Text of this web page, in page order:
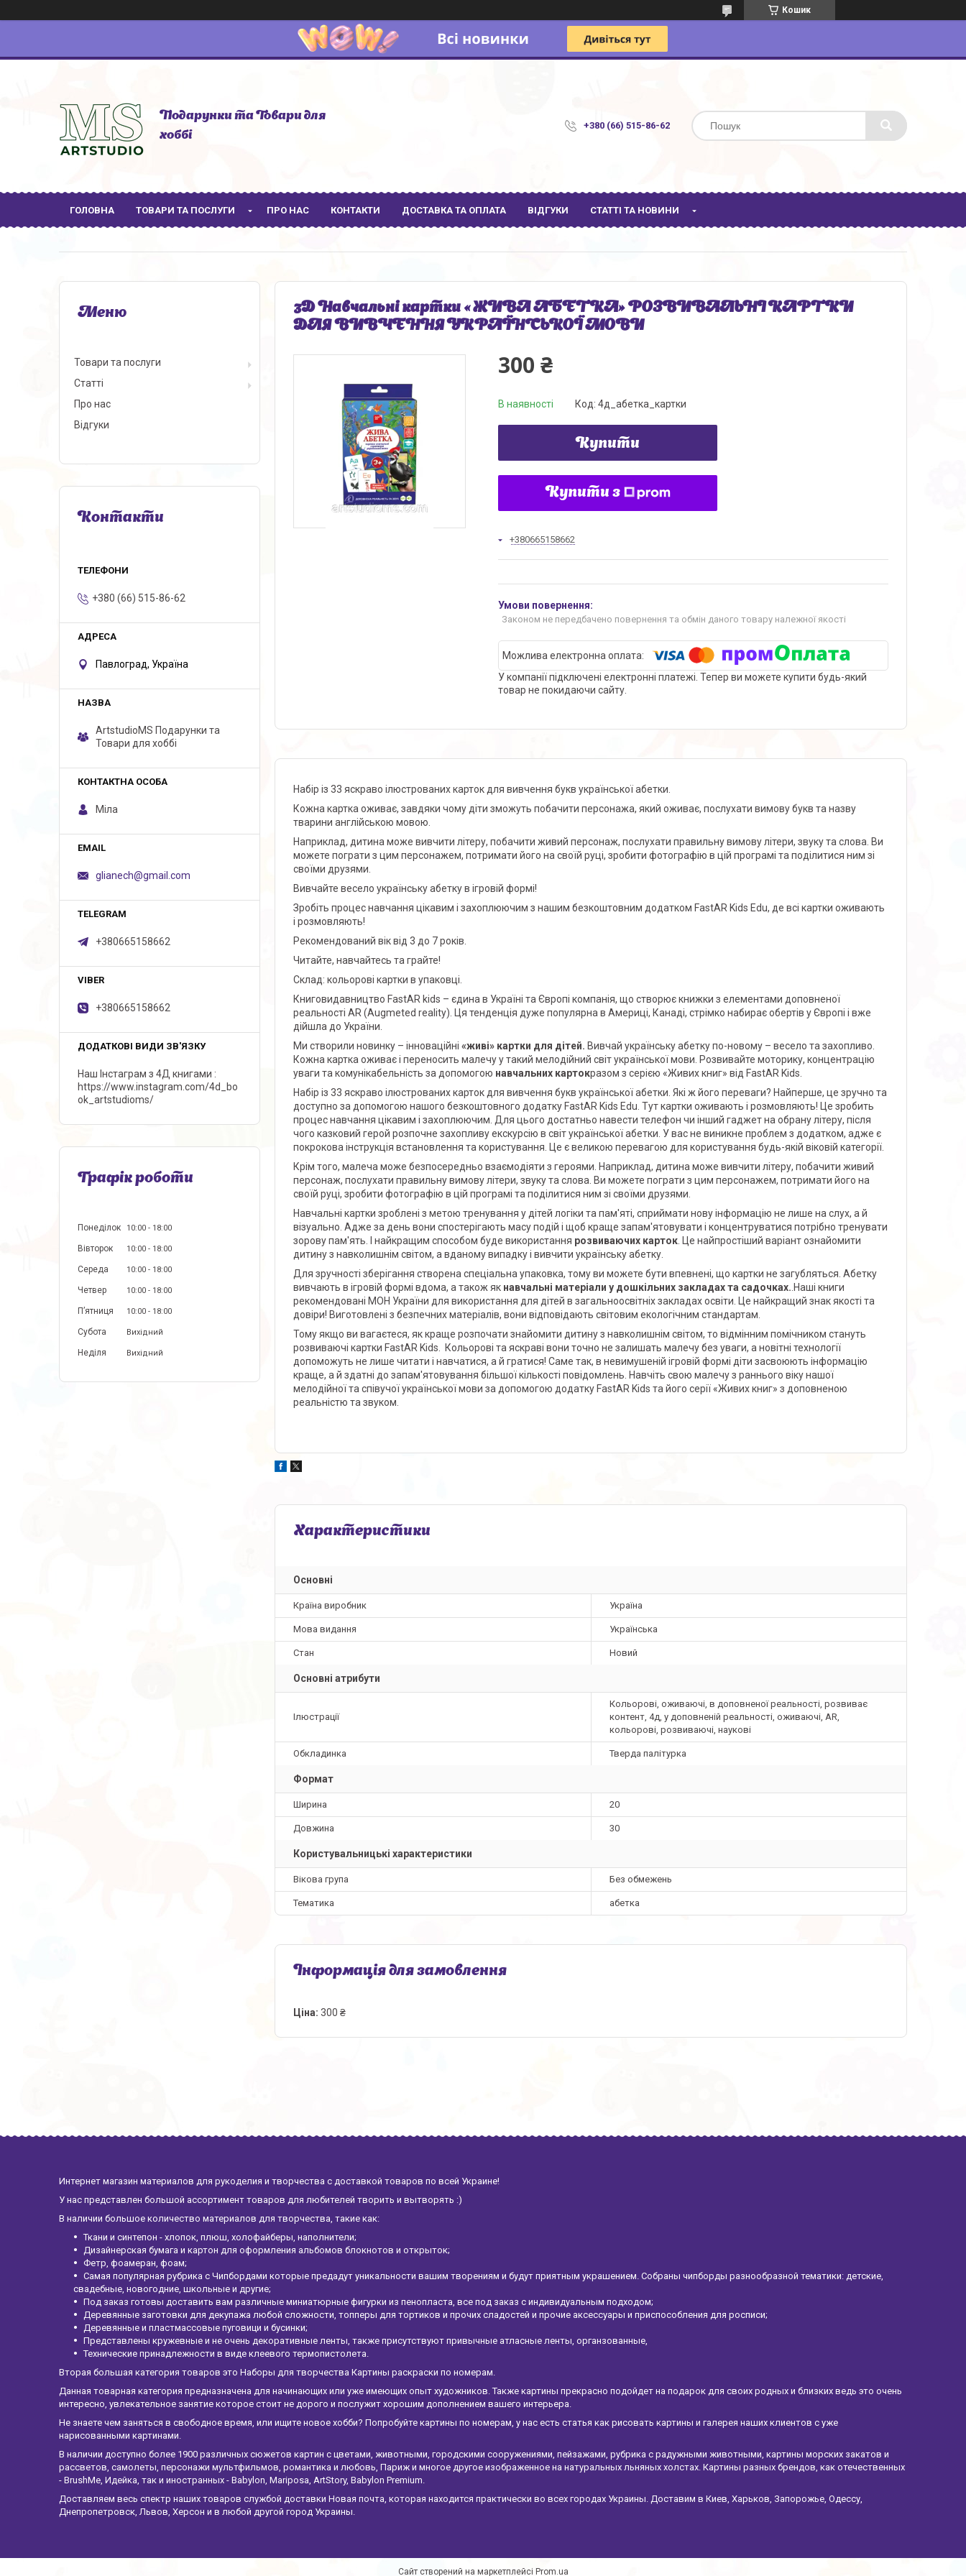
Кошик
Подарунки та Товари для
хоббі
+380 (66) 515-86-62
ГОЛОВНА ТОВАРИ ТА ПОСЛУГИ ПРО НАС КОНТАКТИ ДОСТАВКА ТА ОПЛАТА ВІДГУКИ СТАТТІ ТА НОВИНИ
3D Навчальні картки « ЖИВА АБЕТКА» РОЗВИВАЛЬНІ КАРТКИ
ДЛЯ ВИВЧЕННЯ УКРАЇНСЬКОЇ МОВИ
300 ₴
В наявності Код: 4д_абетка_картки
Купити
Купити з
+380665158662
Законом не передбачено повернення та обмін даного товару належної якості
У компанії підключені електронні платежі. Тепер ви можете купити будь-який
товар не покидаючи сайту.
Набір із 33 яскраво ілюстрованих карток для вивчення букв української абетки.
Кожна картка оживає, завдяки чому діти зможуть побачити персонажа, який оживає, послухати вимову букв та назву
тварини англійською мовою.
Наприклад, дитина може вивчити літеру, побачити живий персонаж, послухати правильну вимову літери, звуку та слова. Ви
можете пограти з цим персонажем, потримати його на своїй руці, зробити фотографію в цій програмі та поділитися ним зі
своїми друзями.
Вивчайте весело українську абетку в ігровій формі!
Зробіть процес навчання цікавим і захоплюючим з нашим безкоштовним додатком FastAR Kids Edu, де всі картки оживають
і розмовляють!
Рекомендований вік від 3 до 7 років.
Читайте, навчайтесь та грайте!
Cклад: кольорові картки в упаковці.
Книговидавництво FastAR kids – єдина в Україні та Європі компанія, що створює книжки з елементами доповненої
реальності AR (Augmeted reality). Ця тенденція дуже популярна в Америці, Канаді, стрімко набирає обертів у Європі і вже
дійшла до України.
Ми створили новинку – інноваційні «живі» картки для дітей. Вивчай українську абетку по-новому – весело та захопливо.
Кожна картка оживає і переносить малечу у такий мелодійний світ української мови. Розвивайте моторику, концентрацію
уваги та комунікабельність за допомогою навчальних картокразом з серією «Живих книг» від FastAR Kids.
Набір із 33 яскраво ілюстрованих карток для вивчення букв української абетки. Які ж його переваги? Найперше, це зручно та
доступно за допомогою нашого безкоштовного додатку FastAR Kids Edu. Тут картки оживають і розмовляють! Це зробить
процес навчання цікавим і захоплюючим. Для цього достатньо навести телефон чи інший гаджет на обрану літеру, після
чого казковий герой розпочне захопливу екскурсію в світ української абетки. У вас не виникне проблем з додатком, адже є
покрокова інструкція встановлення та користування. Це є великою перевагою для користування будь-якій віковій категорії.
Крім того, малеча може безпосередньо взаємодіяти з героями. Наприклад, дитина може вивчити літеру, побачити живий
персонаж, послухати правильну вимову літери, звуку та слова. Ви можете пограти з цим персонажем, потримати його на
своїй руці, зробити фотографію в цій програмі та поділитися ним зі своїми друзями.
Навчальні картки зроблені з метою тренування у дітей логіки та пам'яті, сприймати нову інформацію не лише на слух, а й
візуально. Адже за день вони спостерігають масу подій і щоб краще запам'ятовувати і концентруватися потрібно тренувати
зорову пам'ять. І найкращим способом буде використання розвиваючих карток . Це найпростіший варіант ознайомити
дитину з навколишнім світом, а вданому випадку і вивчити українську абетку.
Для зручності зберігання створена спеціальна упаковка, тому ви можете бути впевнені, що картки не загубляться. Абетку
вивчають в ігровій формі вдома, а також як навчальні матеріали у дошкільних закладах та садочках. .Наші книги
рекомендовані МОН України для використання для дітей в загальноосвітніх закладах освіти. Це найкращий знак якості та
довіри! Виготовлені з безпечних матеріалів, вони відповідають світовим екологічним стандартам.
Тому якщо ви вагаєтеся, як краще розпочати знайомити дитину з навколишнім світом, то відмінним помічником стануть
розвиваючі картки FastAR Kids. Кольорові та яскраві вони точно не залишать малечу без уваги, а новітні технології
допоможуть не лише читати і навчатися, а й гратися! Саме так, в невимушеній ігровій формі діти засвоюють інформацію
краще, а й здатні до запам'ятовування більшої кількості повідомлень. Навчіть свою малечу з раннього віку нашої
мелодійної та співучої української мови за допомогою додатку FastAR Kids та його серії «Живих книг» з доповненою
реальністю та звуком.
Характеристики
Основні
Країна виробник Україна
Мова видання Українська
Стан Новий
Основні атрибути
Ілюстрації
Кольорові, оживаючі, в доповненої реальності, розвиває
контент, 4д, у доповненій реальності, оживаючі, AR,
кольорові, розвиваючі, наукові
Обкладинка Тверда палітурка
Формат
Ширина 20
Довжина 30
Користувальницькі характеристики
Вікова група Без обмежень
Тематика абетка
Інформація для замовлення
Ціна: 300 ₴
Товари та послуги
Статті
Про нас
Відгуки
Контакти
+380 (66) 515-86-62
Павлоград, Україна
ArtstudioMS Подарунки та
Товари для хоббі
Міла
glianech@gmail.com
+380665158662
+380665158662
Наш Інстаграм з 4Д книгами
https://www.instagram.com/4d_bo
ok_artstudioms/
Графік роботи
Понеділок 10:00 18:00
Вівторок 10:00 18:00
Середа 10:00 18:00
Четвер 10:00 18:00
Пʼятниця 10:00 18:00
Субота Вихідний
Неділя Вихідний
Интернет магазин материалов для рукоделия и творчества с доставкой товаров по всей Украине!
У нас представлен большой ассортимент товаров для любителей творить и вытворять :)
В наличии большое количество материалов для творчества, такие как:
Ткани и синтепон - хлопок, плюш, холофайберы, наполнители;
Дизайнерская бумага и картон для оформления альбомов блокнотов и открыток;
Фетр, фоамеран, фоам;
Самая популярная рубрика с Чипбордами которые предадут уникальности вашим творениям и будут приятным украшением. Собраны чипборды разнообразной тематики: детские,
свадебные, новогодние, школьные и другие;
Под заказ готовы доставить вам различные миниатюрные фигурки из пенопласта, все под заказ с индивидуальным подходом;
Деревянные заготовки для декупажа любой сложности, топперы для тортиков и прочих сладостей и прочие аксессуары и приспособления для росписи;
Деревянные и пластмассовые пуговици и бусинки;
Представлены кружевные и не очень декоративные ленты, также присутствуют привычные атласные ленты, органзованные,
Технические принадлежности в виде клеевого термопистолета.
Вторая большая категория товаров это Наборы для творчества Картины раскраски по номерам.
Данная товарная категория предназначена для начинающих или уже имеющих опыт художников. Также картины прекрасно подойдет на подарок для своих родных и близких ведь это очень
интересно, увлекательное занятие которое стоит не дорого и послужит хорошим дополнением вашего интерьера.
Не знаете чем заняться в свободное время, или ищите новое хобби? Попробуйте картины по номерам, у нас есть статья как рисовать картины и галерея наших клиентов с уже
нарисованными картинами.
В наличии доступно более 1900 различных сюжетов картин с цветами, животными, городскими сооружениями, пейзажами, рубрика с радужными животными, картины морских закатов и
рассветов, самолеты, персонажи мультфильмов, романтика и любовь, Париж и многое другое изображенное на натуральных льняных холстах. Картины разных брендов, как отечественных
- BrushMe, Идейка, так и иностранных - Babylon, Mariposa, ArtStory, Babylon Premium.
Доставляем весь спектр наших товаров службой доставки Новая почта, которая находится практически во всех городах Украины. Доставим в Киев, Харьков, Запорожье, Одессу,
Днепропетровск, Львов, Херсон и в любой другой город Украины.
Сайт створений на маркетплейсі Prom.ua